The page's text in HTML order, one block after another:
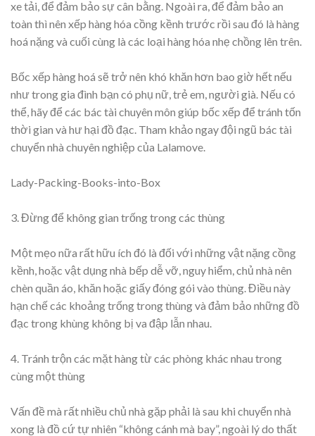
xe tải, để đảm bảo sự cân bằng. Ngoài ra, để đảm bảo an
toàn thì nên xếp hàng hóa cồng kềnh trước rồi sau đó là hàng
hoá nặng và cuối cùng là các loại hàng hóa nhẹ chồng lên trên.
Bốc xếp hàng hoá sẽ trở nên khó khăn hơn bao giờ hết nếu
như trong gia đình bạn có phụ nữ, trẻ em, người già. Nếu có
thể, hãy để các bác tài chuyên môn giúp bốc xếp để tránh tốn
thời gian và hư hại đồ đạc. Tham khảo ngay đội ngũ bác tài
chuyển nhà chuyên nghiệp của Lalamove.
Lady-Packing-Books-into-Box
3. Đừng để không gian trống trong các thùng
Một mẹo nữa rất hữu ích đó là đối với những vật nặng cồng
kềnh, hoặc vật dụng nhà bếp dễ vỡ, nguy hiểm, chủ nhà nên
chèn quần áo, khăn hoặc giấy đóng gói vào thùng. Điều này
hạn chế các khoảng trống trong thùng và đảm bảo những đồ
đạc trong khùng không bị va đập lẫn nhau.
4. Tránh trộn các mặt hàng từ các phòng khác nhau trong
cùng một thùng
Vấn đề mà rất nhiều chủ nhà gặp phải là sau khi chuyển nhà
xong là đồ cứ tự nhiên “không cánh mà bay”, ngoài lý do thất